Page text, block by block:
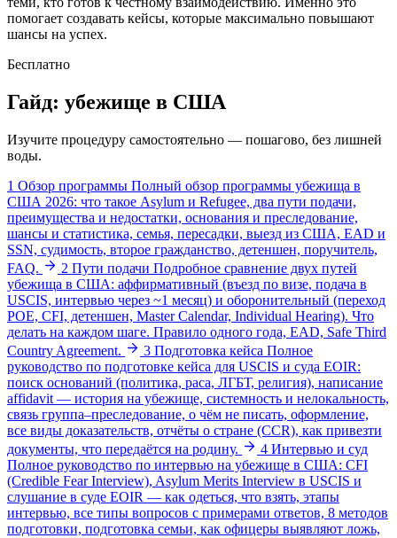
помогает создавать кейсы, которые максимально повышают
шансы на успех.
Бесплатно
Гайд: убежище в США
Изучите процедуру самостоятельно — пошагово, без лишней
воды.
1 Обзор программы Полный обзор программы убежища в
США 2026: что такое Asylum и Refugee, два пути подачи,
преимущества и недостатки, основания и преследование,
шансы и статистика, семья, пересадки, выезд из США, EAD и
SSN, судимость, второе гражданство, детеншен, поручитель,
FAQ.
2 Пути подачи Подробное сравнение двух путей
убежища в США: аффирмативный (въезд по визе, подача в
USCIS, интервью через ~1 месяц) и оборонительный (переход
POE, CFI, детеншен, Master Calendar, Individual Hearing). Что
делать на каждом шаге. Правило одного года, EAD, Safe Third
Country Agreement.
3 Подготовка кейса Полное
руководство по подготовке кейса для USCIS и суда EOIR:
поиск оснований (политика, раса, ЛГБТ, религия), написание
affidavit — история на убежище, системность и нелокальность,
связь группа–преследование, о чём не писать, оформление,
все виды доказательств, отчёты о стране (CCR), как привезти
документы, что передаётся на родину.
4 Интервью и суд
Полное руководство по интервью на убежище в США: CFI
(Credible Fear Interview), Asylum Merits Interview в USCIS и
слушание в суде EOIR — как одеться, что взять, этапы
интервью, все типы вопросов с примерами ответов, 8 методов
подготовки, подготовка семьи, как офицеры выявляют ложь,